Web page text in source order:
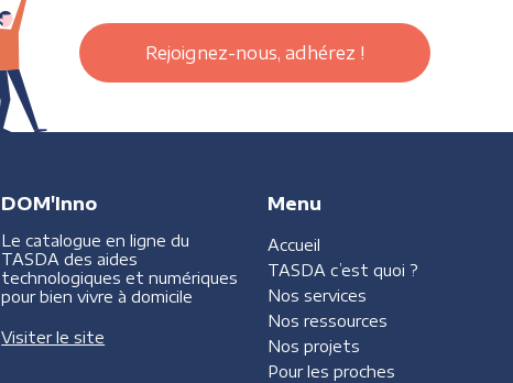
Rejoignez-nous, adhérez !
DOM'Inno
Le catalogue en ligne du
TASDA des aides
technologiques et numériques
pour bien vivre à domicile
Visiter le site
Menu
Accueil
TASDA c’est quoi ?
Nos services
Nos ressources
Nos projets
Pour les proches